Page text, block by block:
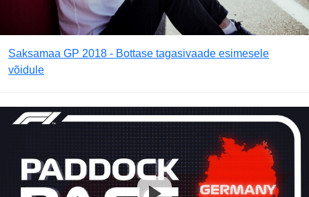
Saksamaa GP 2018 - Bottase tagasivaade esimesele
võidule